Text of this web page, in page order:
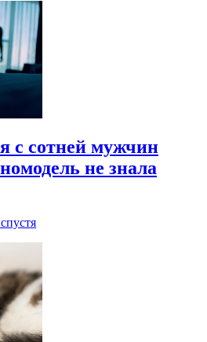
с сотней мужчин
не знала